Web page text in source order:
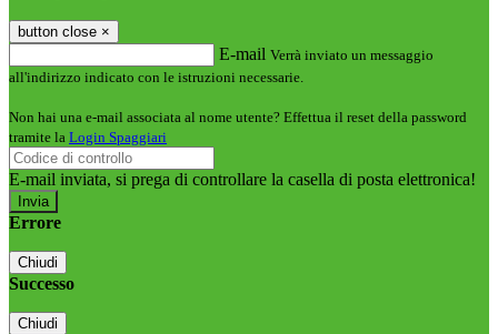
button close ×
E-mail Verrà inviato un messaggio
all'indirizzo indicato con le istruzioni necessarie.
Non hai una e-mail associata al nome utente? Effettua il reset della password
tramite la Login Spaggiari
E-mail inviata, si prega di controllare la casella di posta elettronica!
Errore
Chiudi
Successo
Chiudi